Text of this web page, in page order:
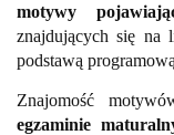
motywy
znajdujących się na
podstawą
Znajomość
egzaminie